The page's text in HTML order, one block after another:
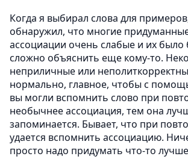
Когда я выбирал слова для
обнаружил, что многие
ассоциации очень слабые и их
сложно объяснить еще кому-то.
неприличные или
нормально, главное, чтобы с
вы могли вспомнить слово при
необычнее ассоциация, тем она
запоминается. Бывает, что при
удается вспомнить ассоциацию.
просто надо придумать что-то